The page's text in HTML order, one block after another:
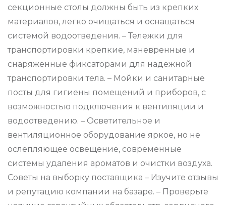
секционные столы должны быть из крепких
материалов, легко очищаться и оснащаться
системой водоотведения. – Тележки для
транспортировки крепкие, маневренные и
снаряженные фиксаторами для надежной
транспортировки тела. – Мойки и санитарные
посты для гигиены помещений и приборов, с
возможностью подключения к вентиляции и
водоотведению. – Осветительное и
вентиляционное оборудование яркое, но не
ослепляющее освещение, современные
системы удаления ароматов и очистки воздуха.
Советы на выборку поставщика – Изучите отзывы
и репутацию компании на базаре. – Проверьте